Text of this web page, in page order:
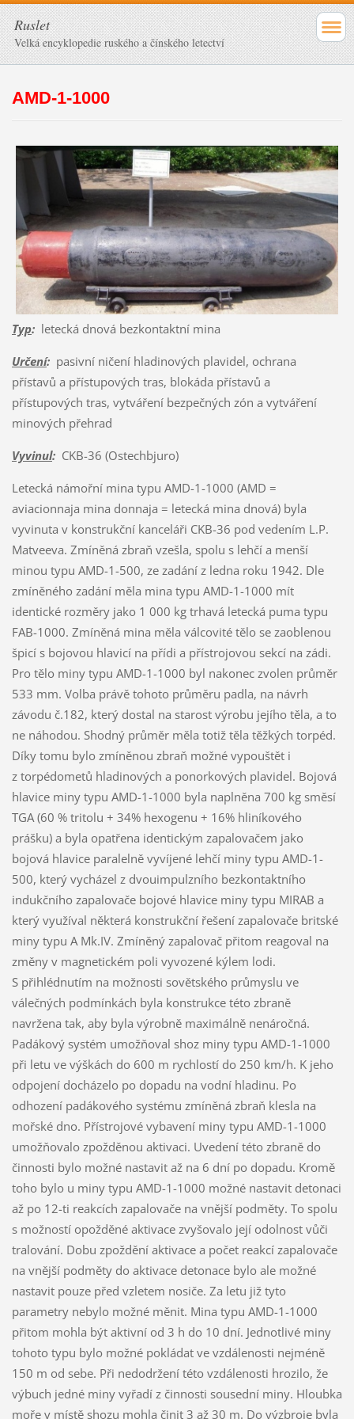
Ruslet
Velká encyklopedie ruského a čínského letectví
AMD-1-1000
Typ:letecká dnová bezkontaktní mina
Určení:pasivní ničení hladinových plavidel, ochrana
přístavů a přístupových tras, blokáda přístavů a
přístupových tras, vytváření bezpečných zón a vytváření
minových přehrad
Vyvinul:CKB-36 (Ostechbjuro)
Letecká námořní mina typu AMD-1-1000 (AMD =
aviacionnaja mina donnaja = letecká mina dnová) byla
vyvinuta v konstrukční kanceláři CKB-36 pod vedením L.P.
Matveeva. Zmíněná zbraň vzešla, spolu s lehčí a menší
minou typu AMD-1-500, ze zadání z ledna roku 1942. Dle
zmíněného zadání měla mina typu AMD-1-1000 mít
identické rozměry jako 1 000 kg trhavá letecká puma typu
FAB-1000. Zmíněná mina měla válcovité tělo se zaoblenou
špicí s bojovou hlavicí na přídi a přístrojovou sekcí na zádi.
Pro tělo miny typu AMD-1-1000 byl nakonec zvolen průměr
533 mm. Volba právě tohoto průměru padla, na návrh
závodu č.182, který dostal na starost výrobu jejího těla, a to
ne náhodou. Shodný průměr měla totiž těla těžkých torpéd.
Díky tomu bylo zmíněnou zbraň možné vypouštět i
z torpédometů hladinových a ponorkových plavidel. Bojová
hlavice miny typu AMD-1-1000 byla naplněna 700 kg směsí
TGA (60 % tritolu + 34% hexogenu + 16% hliníkového
prášku) a byla opatřena identickým zapalovačem jako
bojová hlavice paralelně vyvíjené lehčí miny typu AMD-1-
500, který vycházel z dvouimpulzního bezkontaktního
indukčního zapalovače bojové hlavice miny typu MIRAB a
který využíval některá konstrukční řešení zapalovače britské
miny typu A Mk.IV. Zmíněný zapalovač přitom reagoval na
změny v magnetickém poli vyvozené kýlem lodi.
S přihlédnutím na možnosti sovětského průmyslu ve
válečných podmínkách byla konstrukce této zbraně
navržena tak, aby byla výrobně maximálně nenáročná.
Padákový systém umožňoval shoz miny typu AMD-1-1000
při letu ve výškách do 600 m rychlostí do 250 km/h. K jeho
odpojení docházelo po dopadu na vodní hladinu. Po
odhození padákového systému zmíněná zbraň klesla na
mořské dno. Přístrojové vybavení miny typu AMD-1-1000
umožňovalo zpožděnou aktivaci. Uvedení této zbraně do
činnosti bylo možné nastavit až na 6 dní po dopadu. Kromě
toho bylo u miny typu AMD-1-1000 možné nastavit detonaci
až po 12-ti reakcích zapalovače na vnější podměty. To spolu
s možností opožděné aktivace zvyšovalo její odolnost vůči
tralování. Dobu zpoždění aktivace a počet reakcí zapalovače
na vnější podměty do aktivace detonace bylo ale možné
nastavit pouze před vzletem nosiče. Za letu již tyto
parametry nebylo možné měnit. Mina typu AMD-1-1000
přitom mohla být aktivní od 3 h do 10 dní. Jednotlivé miny
tohoto typu bylo možné pokládat ve vzdálenosti nejméně
150 m od sebe. Při nedodržení této vzdálenosti hrozilo, že
výbuch jedné miny vyřadí z činnosti sousední miny. Hloubka
moře v místě shozu mohla činit 3 až 30 m. Do výzbroje byla